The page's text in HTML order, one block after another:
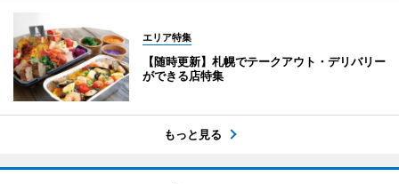
エリア特集
【随時更新】札幌でテークアウト・デリバリー
ができる店特集
もっと見る